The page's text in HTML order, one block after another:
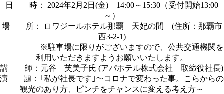
日 時： 2024年2月2日(金) 14:00～15:30（受付開始13:00
～）
場 所： ロワジールホテル那覇 天妃の間 (住所：那覇市
西3-2-1)
※駐車場に限りがございますので、公共交通機関を
利用いただきますようお願いいたします。
講 師：元谷 芙美子氏 (アパホテル株式会社 取締役社長)
演 題：｢私が社長です｣～コロナで変わった事。こらからの
観光のあり方、ピンチをチャンスに変える考え方～